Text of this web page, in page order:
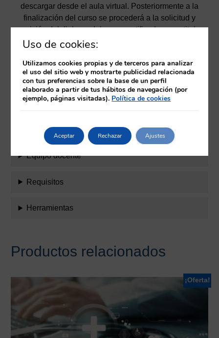
descargar desde el aula virtual. Posteriormente a la
finalización del curso se procederá a la solicitud y
emisión del diploma del curso certificado como titulo
propio por la Universidad Católica de Ávila.
Temario
Objetivos
Evaluación
Equipo docente
Requisitos
Herramientas
Productos relacionados
¡Oferta!
Uso de cookies:
Utilizamos cookies propias y de terceros para analizar
el uso del sitio web y mostrarte publicidad relacionada
con tus preferencias sobre la base de un perfil
elaborado a partir de tus hábitos de navegación (por
ejemplo, páginas visitadas). Política de cookies
Aceptar Rechazar Ajustes